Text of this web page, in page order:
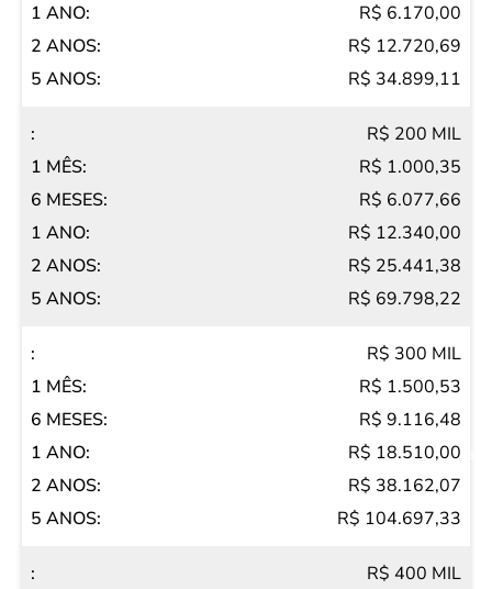
Salvar Ferramenta
6
MESES
1
ANOS
5
ANOS
R$ 6.170,00
R$ 12.720,69
R$ 34.899,11
R$ 200 MIL
R$ 1.000,35
R$ 6.077,66
R$ 12.340,00
R$ 25.441,38
R$ 69.798,22
R$ 300 MIL
R$ 1.500,53
R$ 9.116,48
R$ 18.510,00
R$ 38.162,07
R$ 104.697,33
R$ 400 MIL